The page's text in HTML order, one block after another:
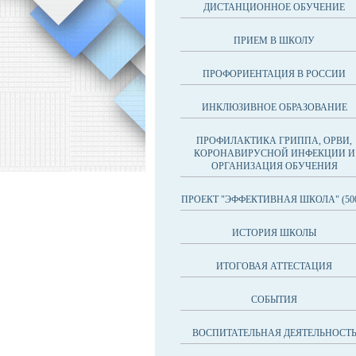
ДИСТАНЦИОННОЕ ОБУЧЕНИЕ
ПРИЕМ В ШКОЛУ
ПРОФОРИЕНТАЦИЯ В РОССИИ
ИНКЛЮЗИВНОЕ ОБРАЗОВАНИЕ
ПРОФИЛАКТИКА ГРИППА, ОРВИ,
КОРОНАВИРУСНОЙ ИНФЕКЦИИ И
ОРГАНИЗАЦИЯ ОБУЧЕНИЯ
ПРОЕКТ "ЭФФЕКТИВНАЯ ШКОЛА"
ИСТОРИЯ ШКОЛЫ
ИТОГОВАЯ АТТЕСТАЦИЯ
СОБЫТИЯ
ВОСПИТАТЕЛЬНАЯ ДЕЯТЕЛЬНОСТЬ